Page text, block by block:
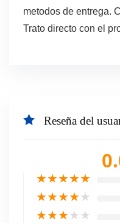
metodos de entrega.
Trato directo con el
Reseña del
★★★★★
★★★★★
★★★★★